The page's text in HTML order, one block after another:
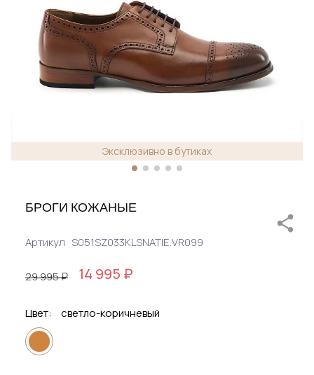
Эксклюзивно в бутиках
БРОГИ КОЖАНЫЕ
Артикул S051SZ033KLSNATIE.VR099
29 995 ₽ 14 995 ₽
Цвет: светло-коричневый